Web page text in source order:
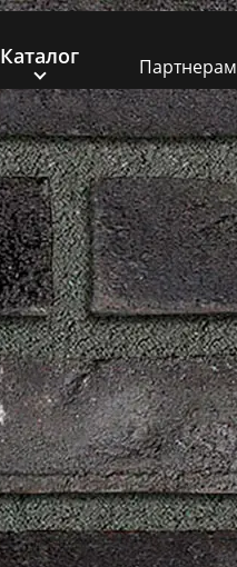
Каталог
Партнерам